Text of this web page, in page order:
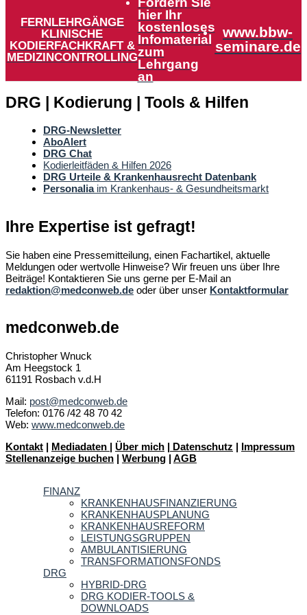
FERNLEHRGÄNGE
KLINISCHE
KODIERFACHKRAFT &
MEDIZINCONTROLLING
hier Ihr
kostenloses
Infomaterial
zum
Lehrgang
an
www.bbw-
seminare.de
DRG | Kodierung | Tools & Hilfen
DRG-Newsletter
AboAlert
DRG Chat
Kodierleitfäden & Hilfen 2026
DRG Urteile & Krankenhausrecht Datenbank
Personaliaim Krankenhaus- & Gesundheitsmarkt
Ihre Expertise ist gefragt!
Sie haben eine Pressemitteilung, einen Fachartikel, aktuelle
Meldungen oder wertvolle Hinweise? Wir freuen uns über Ihre
Beiträge! Kontaktieren Sie uns gerne per E-Mail an
redaktion@medconweb.de oder über unser Kontaktformular
medconweb.de
Christopher Wnuck
Am Heegstock 1
61191 Rosbach v.d.H
Mail: post@medconweb.de
Telefon: 0176 /42 48 70 42
Web: www.medconweb.de
Kontakt | Mediadaten | Über mich | Datenschutz | Impressum
Stellenanzeige buchen | Werbung | AGB
FINANZ
KRANKENHAUSFINANZIERUNG
KRANKENHAUSPLANUNG
KRANKENHAUSREFORM
LEISTUNGSGRUPPEN
AMBULANTISIERUNG
TRANSFORMATIONSFONDS
DRG
HYBRID-DRG
DRG KODIER-TOOLS &
DOWNLOADS